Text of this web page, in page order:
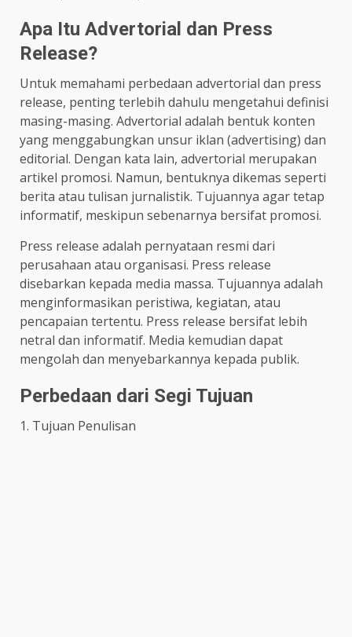
Apa Itu Advertorial dan Press
Release?
Untuk memahami perbedaan advertorial dan press
release, penting terlebih dahulu mengetahui definisi
masing-masing. Advertorial adalah bentuk konten
yang menggabungkan unsur iklan (advertising) dan
editorial. Dengan kata lain, advertorial merupakan
artikel promosi. Namun, bentuknya dikemas seperti
berita atau tulisan jurnalistik. Tujuannya agar tetap
informatif, meskipun sebenarnya bersifat promosi.
Press release adalah pernyataan resmi dari
perusahaan atau organisasi. Press release
disebarkan kepada media massa. Tujuannya adalah
menginformasikan peristiwa, kegiatan, atau
pencapaian tertentu. Press release bersifat lebih
netral dan informatif. Media kemudian dapat
mengolah dan menyebarkannya kepada publik.
Perbedaan dari Segi Tujuan
1. Tujuan Penulisan